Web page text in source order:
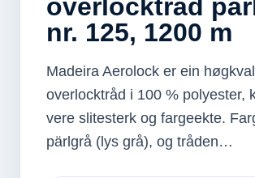
overlocktråd
nr. 125, 1200 m
Madeira Aerolock er ein
overlocktråd i 100 % polyester,
vere slitesterk og fargeekte.
pärlgrå (lys grå), og tråden…